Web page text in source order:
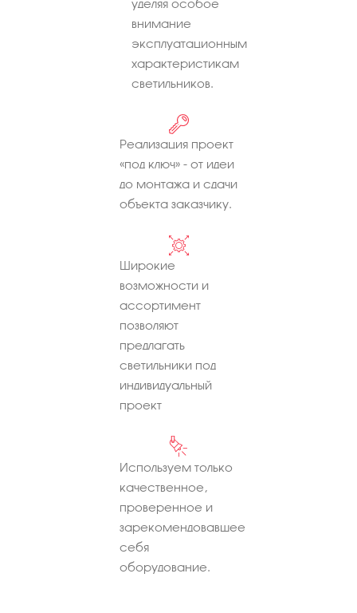
уделяя особое
внимание
эксплуатационным
характеристикам
светильников.
Реализация проект
«под ключ» - от идеи
до монтажа и сдачи
объекта заказчику.
Широкие
возможности и
ассортимент
позволяют
предлагать
светильники под
индивидуальный
проект
Используем только
качественное,
проверенное и
зарекомендовавшее
себя
оборудование.